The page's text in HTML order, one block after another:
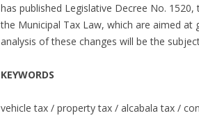
has published Legislative Decree No.
the Municipal Tax Law, which are aimed at
analysis of these changes will be the
KEYWORDS
vehicle tax / property tax / alcabala tax /